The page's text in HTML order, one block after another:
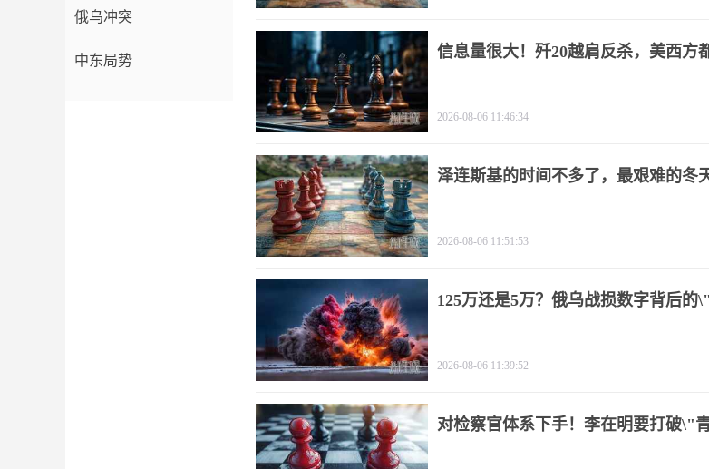
俄乌冲突
中东局势 信息量很大！歼20越肩反杀，美西方
2026-08-06 11:46:34
泽连斯基的时间不多了，最艰难的冬
2026-08-06 11:51:53
125万还是5万？俄乌战损数字背后的
2026-08-06 11:39:52
对检察官体系下手！李在明要打破\"